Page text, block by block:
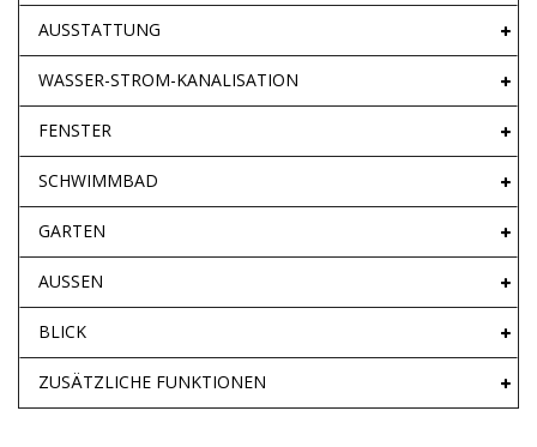
AUSSTATTUNG
WASSER-STROM-KANALISATION
FENSTER
SCHWIMMBAD
GARTEN
AUSSEN
BLICK
ZUSÄTZLICHE FUNKTIONEN